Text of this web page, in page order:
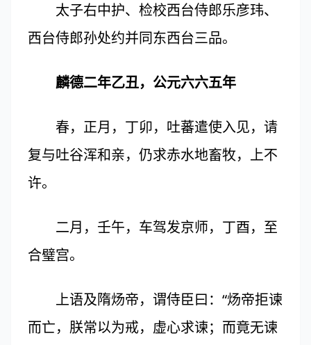
太子右中护、检校西台侍郎乐彦玮、
西台侍郎孙处约并同东西台三品。
麟德二年乙丑，公元六六五年
春，正月，丁卯，吐蕃遣使入见，请
复与吐谷浑和亲，仍求赤水地畜牧，上不
许。
二月，壬午，车驾发京师，丁酉，至
合璧宫。
上语及隋炀帝，谓侍臣曰：“炀帝拒谏
而亡，朕常以为戒，虚心求谏；而竟无谏